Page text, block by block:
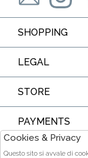
SHOPPING
LEGAL
STORE
PAYMENTS
Cookies & Privacy
Questo sito si avvale di